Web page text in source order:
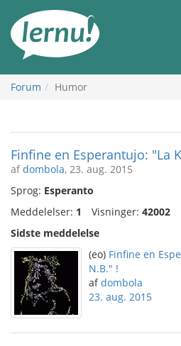
indholdet
Forum Humor
Finfine en Esperantujo: "La
afdombola, 23. aug. 2015
Sprog: Esperanto
Meddelelser: 1 Visninger: 42002
Sidste meddelelse
(eo) Finfine en
N.B." !
afdombola
23. aug. 2015